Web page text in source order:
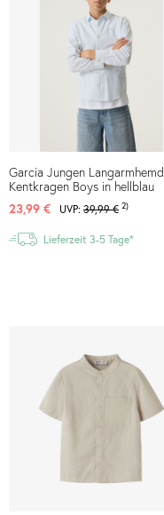
Garcia Jungen Langarmhemd
Kentkragen Boys in hellblau
23,99 €
UVP: 39,99 € 2)
Lieferzeit 3-5 Tage*